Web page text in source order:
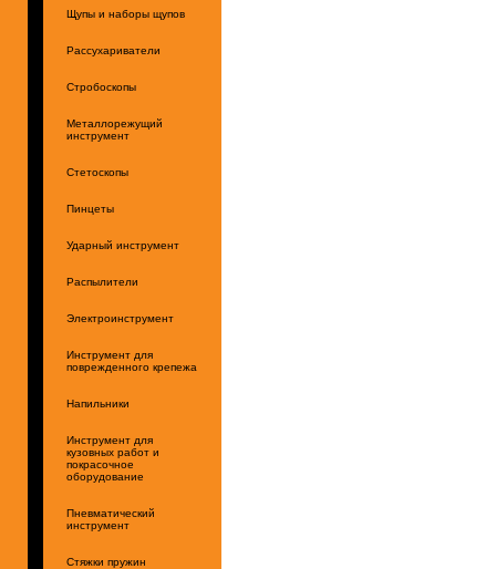
Щупы и наборы щупов
Рассухариватели
Стробоскопы
Металлорежущий
инструмент
Стетоскопы
Пинцеты
Ударный инструмент
Распылители
Электроинструмент
Инструмент для
поврежденного крепежа
Напильники
Инструмент для
кузовных работ и
покрасочное
оборудование
Пневматический
инструмент
Стяжки пружин